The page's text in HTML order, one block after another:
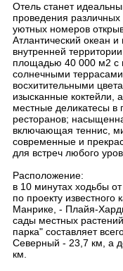
Отель станет
проведения
уютных номеров
Атлантический океан
внутренней
площадью 40 000 м2 с
солнечными
восхитительными
изысканные коктейли,
местные деликатесы в
ресторанов;
включающая теннис,
современные и
для встреч любого
Расположение:
в 10 минутах ходьбы
по проекту известного
Манрике, - Плайя-
сады местных
парка" составляет
Северный - 23,7 км, а
км.